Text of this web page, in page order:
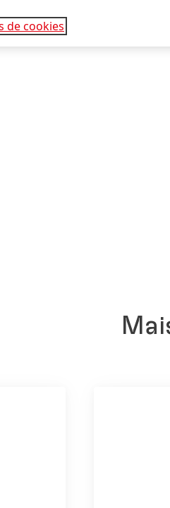
exibição no canal
de cookies